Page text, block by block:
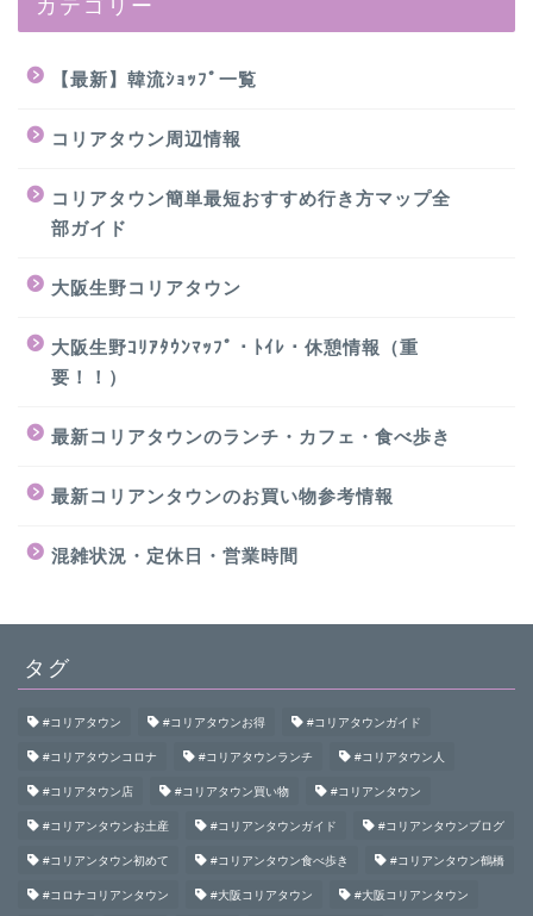
カテゴリー
【最新】韓流ｼｮｯﾌﾟ一覧
コリアタウン周辺情報
コリアタウン簡単最短おすすめ行き方マップ全
部ガイド
大阪生野コリアタウン
大阪生野ｺﾘｱﾀｳﾝﾏｯﾌﾟ・ﾄｲﾚ・休憩情報（重
要！！）
最新コリアタウンのランチ・カフェ・食べ歩き
最新コリアンタウンのお買い物参考情報
混雑状況・定休日・営業時間
タグ
#コリアタウン #コリアタウンお得 #コリアタウンガイド
#コリアタウンコロナ #コリアタウンランチ #コリアタウン人
#コリアタウン店 #コリアタウン買い物 #コリアンタウン
#コリアンタウンお土産 #コリアンタウンガイド #コリアンタウンブログ
#コリアンタウン初めて #コリアンタウン食べ歩き #コリアンタウン鶴橋
#コロナコリアンタウン #大阪コリアタウン #大阪コリアンタウン